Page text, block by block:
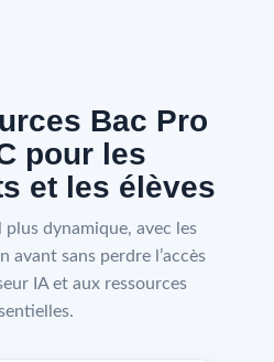
Bac Pro
pour les
et les élèves
plus dynamique, avec les
avant sans perdre l’accès
IA et aux ressources